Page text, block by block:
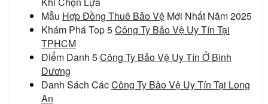
Mẫu Hợp Đồng Thuê Bảo Vệ Mới Nhất Năm 2025
Khám Phá Top 5Công Ty Bảo Vệ Uy Tín Tại
TPHCM
Điểm Danh 5Công Ty Bảo Vệ Uy Tín Ở Bình
Dương
Danh Sách CácCông Ty Bảo Vệ Uy Tín Tại Long
An